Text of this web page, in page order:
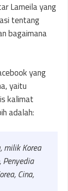
Lameila yang
tentang
bagaimana
yang
yaitu
kalimat
adalah:
milik Korea
Penyedia
Cina,